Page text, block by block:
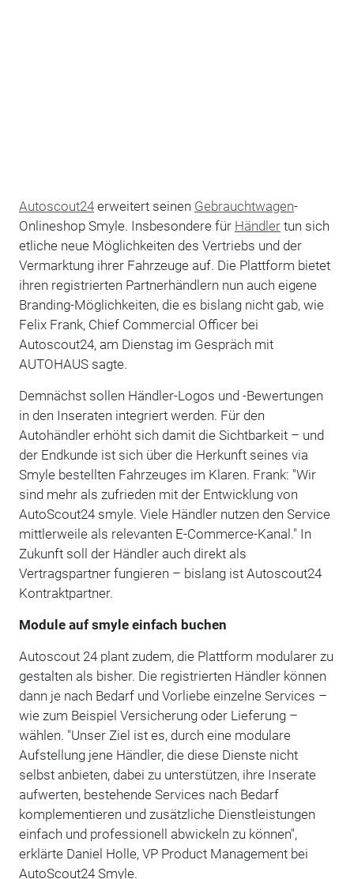
Autoscout24erweitert seinen Gebrauchtwagen-
Onlineshop Smyle. Insbesondere für Händlertun sich
etliche neue Möglichkeiten des Vertriebs und der
Vermarktung ihrer Fahrzeuge auf. Die Plattform bietet
ihren registrierten Partnerhändlern nun auch eigene
Branding-Möglichkeiten, die es bislang nicht gab, wie
Felix Frank, Chief Commercial Officer bei
Autoscout24, am Dienstag im Gespräch mit
AUTOHAUS sagte.
Demnächst sollen Händler-Logos und -Bewertungen
in den Inseraten integriert werden. Für den
Autohändler erhöht sich damit die Sichtbarkeit – und
der Endkunde ist sich über die Herkunft seines via
Smyle bestellten Fahrzeuges im Klaren. Frank: "Wir
sind mehr als zufrieden mit der Entwicklung von
AutoScout24 smyle. Viele Händler nutzen den Service
mittlerweile als relevanten E-Commerce-Kanal." In
Zukunft soll der Händler auch direkt als
Vertragspartner fungieren – bislang ist Autoscout24
Kontraktpartner.
Module auf smyle einfach buchen
Autoscout 24 plant zudem, die Plattform modularer zu
gestalten als bisher. Die registrierten Händler können
dann je nach Bedarf und Vorliebe einzelne Services –
wie zum Beispiel Versicherung oder Lieferung –
wählen. "Unser Ziel ist es, durch eine modulare
Aufstellung jene Händler, die diese Dienste nicht
selbst anbieten, dabei zu unterstützen, ihre Inserate
aufwerten, bestehende Services nach Bedarf
komplementieren und zusätzliche Dienstleistungen
einfach und professionell abwickeln zu können",
erklärte Daniel Holle, VP Product Management bei
AutoScout24 Smyle.